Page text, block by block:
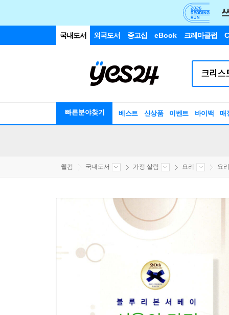
국내도서 외국도서 중고샵 eBook 크레마클럽
빠른분야찾기 베스트 신상품 이벤트 바이백 매
웰컴 국내도서 가정 살림 요리 요